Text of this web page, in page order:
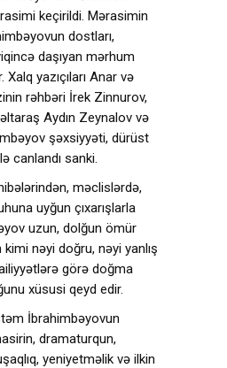
keçirildi. Mərasimin
dostları,
daşıyan mərhum
yazıçıları Anar və
rəhbəri İrek Zinnurov,
Aydın Zeynalov və
şəxsiyyəti, dürüst
canlandı sanki.
məclislərdə,
uyğun çıxarışlarla
uzun, dolğun ömür
nəyi doğru, nəyi yanlış
görə doğma
xüsusi qeyd edir.
İbrahimbəyovun
dramaturqun,
yeniyetməlik və ilkin